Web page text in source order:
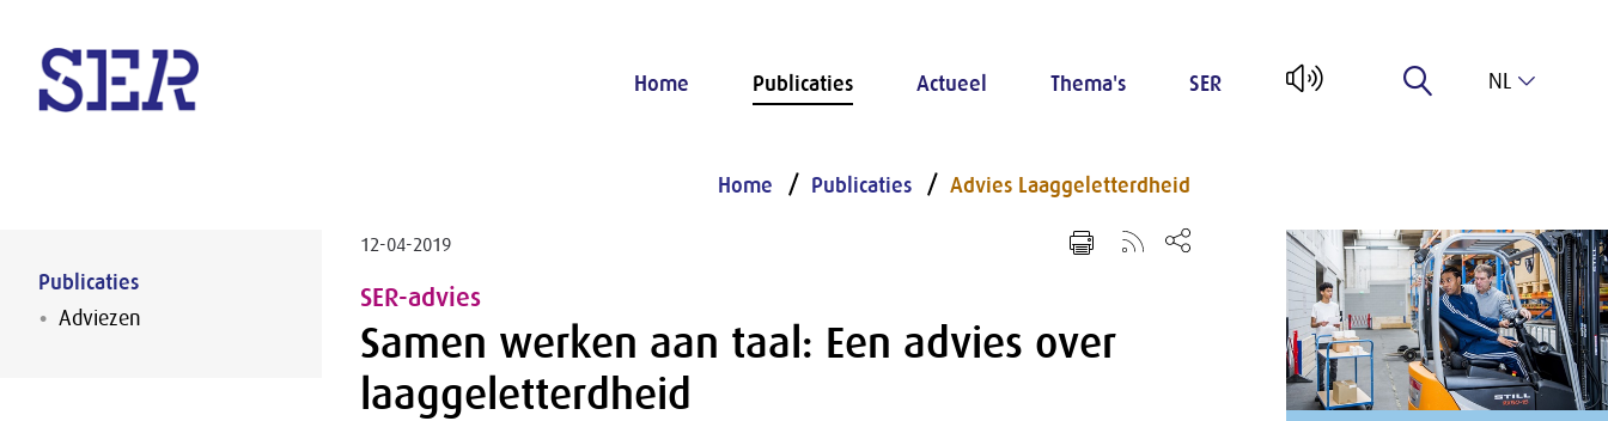
Home Publicaties Actueel Thema's SER NL
Publicaties
Adviezen
Home Publicaties Advies Laaggeletterdheid
12-04-2019
SER-advies
Samen werken aan taal: Een advies over
laaggeletterdheid